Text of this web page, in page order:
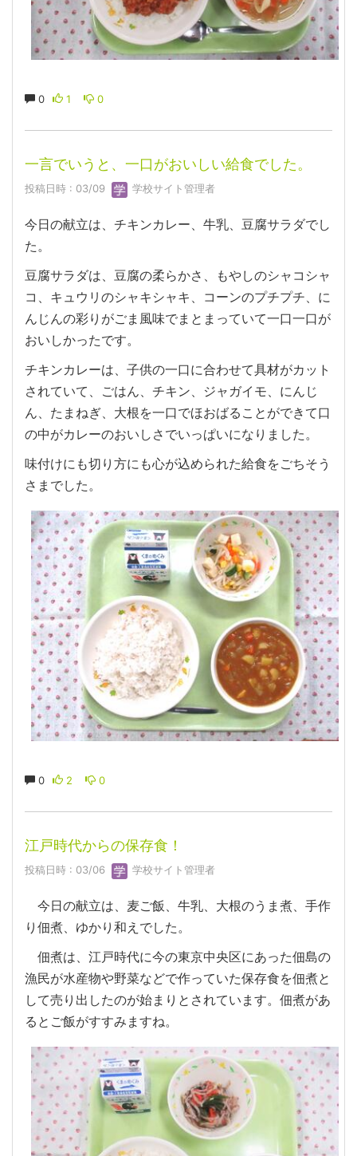
0 1 0
一言でいうと、一口がおいしい給食でした。
投稿日時 : 03/09 学校サイト管理者
今日の献立は、チキンカレー、牛乳、豆腐サラダでし
た。
豆腐サラダは、豆腐の柔らかさ、もやしのシャコシャ
コ、キュウリのシャキシャキ、コーンのプチプチ、に
んじんの彩りがごま風味でまとまっていて一口一口が
おいしかったです。
チキンカレーは、子供の一口に合わせて具材がカット
されていて、ごはん、チキン、ジャガイモ、にんじ
ん、たまねぎ、大根を一口でほおばることができて口
の中がカレーのおいしさでいっぱいになりました。
味付けにも切り方にも心が込められた給食をごちそう
さまでした。
0 2 0
江戸時代からの保存食！
投稿日時 : 03/06 学校サイト管理者
今日の献立は、麦ご飯、牛乳、大根のうま煮、手作
り佃煮、ゆかり和えでした。
佃煮は、江戸時代に今の東京中央区にあった佃島の
漁民が水産物や野菜などで作っていた保存食を佃煮と
して売り出したのが始まりとされています。佃煮があ
るとご飯がすすみますね。